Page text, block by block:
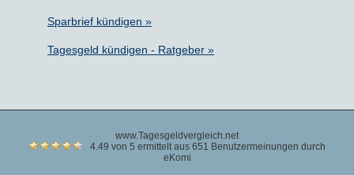
Sparbrief kündigen »
Tagesgeld kündigen - Ratgeber »
www.Tagesgeldvergleich.net
4.49 von 5 ermittelt aus 651 Benutzermeinungen durch
eKomi